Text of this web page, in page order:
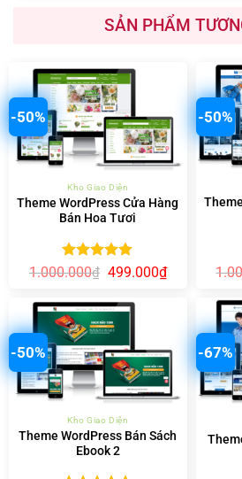
SẢN PHẨM
-50%
Kho Giao Diện
Theme WordPress Cửa Hàng
Bán Hoa Tươi
Được xếp
5 sao
1.000.000₫ Giá
1.000.000₫.
499.000₫Giá
hiện
499.000₫.
-50%
-50%
Kho Giao Diện
Theme WordPress Bán Sách
Ebook 2
-67%